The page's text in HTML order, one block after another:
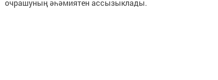
очрашуның әһәмиятен ассызыклады.